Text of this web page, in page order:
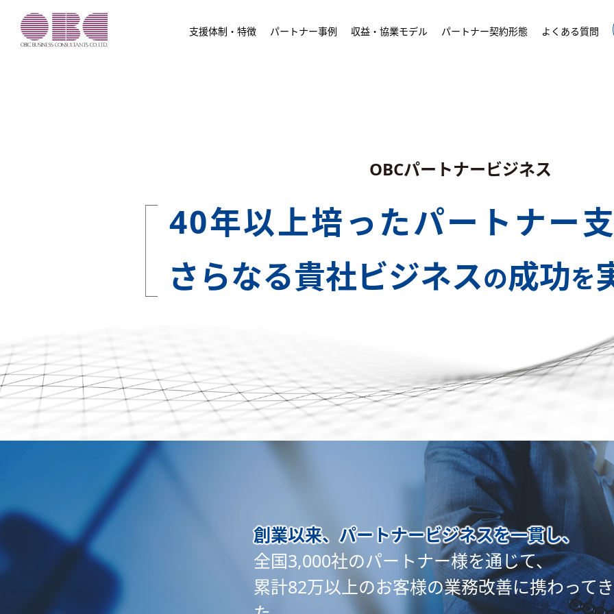
支援体制・特徴 パートナー事例 収益・協業モデル パートナー契約形態 よくある質問
OBCパートナービジネス
40年以上培ったパートナー
さらなる貴社ビジネスの成功を
創業以来、パートナービジネスを一貫し、
全国3,000社のパートナー様を通じて、
累計82万以上のお客様の業務改善に携わって